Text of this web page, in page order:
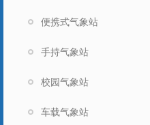
便携式气象站
手持气象站
校园气象站
车载气象站